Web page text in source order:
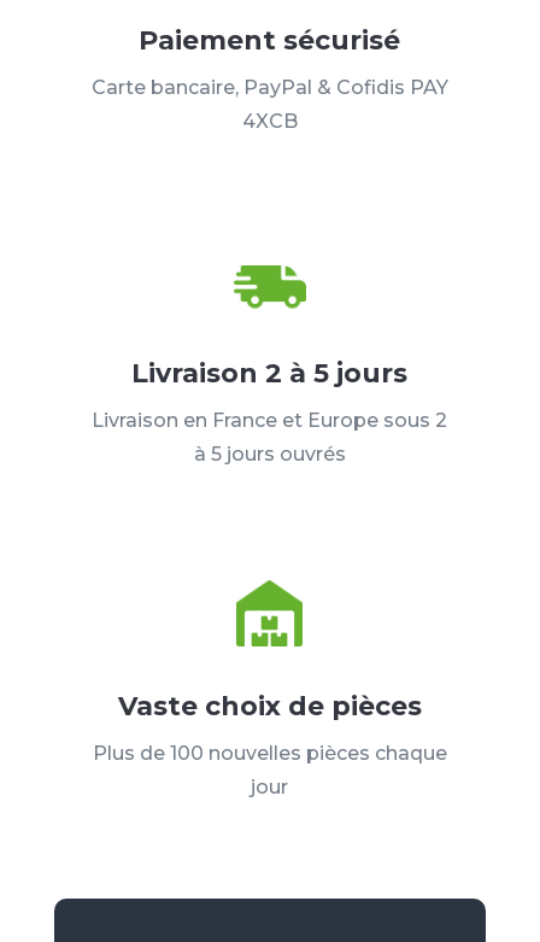
Paiement sécurisé
Carte bancaire, PayPal & Cofidis PAY
4XCB
Livraison 2 à 5 jours
Livraison en France et Europe sous 2
à 5 jours ouvrés
Vaste choix de pièces
Plus de 100 nouvelles pièces chaque
jour